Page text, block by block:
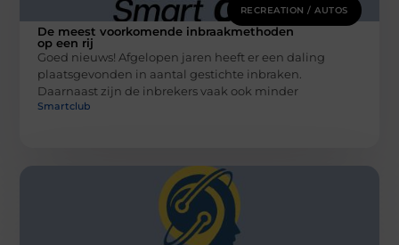
RECREATION / AUTOS
De meest voorkomende inbraakmethoden
op een rij
Goed nieuws! Afgelopen jaren heeft er een daling
plaatsgevonden in aantal gestichte inbraken.
Daarnaast zijn de inbrekers vaak ook minder
Smartclub